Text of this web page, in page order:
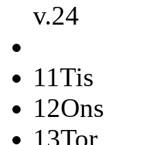
v.24
11Tis
12Ons
13Tor